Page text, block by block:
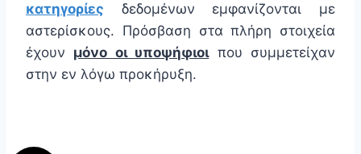
κατηγορίες δεδομένων εμφανίζονται με
αστερίσκους. Πρόσβαση στα πλήρη στοιχεία
έχουν μόνο οι υποψήφιοιπου συμμετείχαν
στην εν λόγω προκήρυξη.